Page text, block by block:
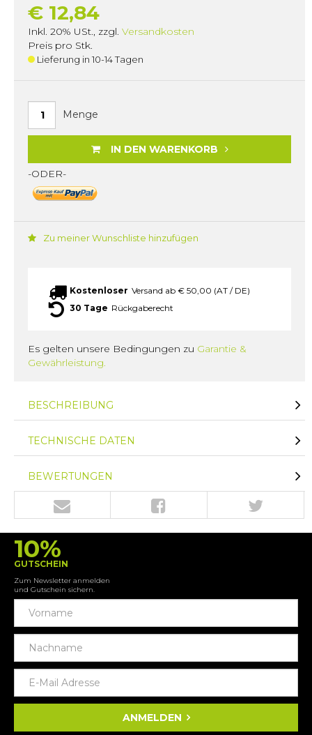
€ 12,84
Inkl. 20% USt., zzgl. Versandkosten
Preis pro Stk.
Lieferung in 10-14 Tagen
Menge
IN DEN WARENKORB
-ODER-
Zu meiner Wunschliste hinzufügen
Kostenloser Versand ab € 50,00 (AT / DE)
30 Tage Rückgaberecht
Es gelten unsere Bedingungen zu Garantie &
Gewährleistung.
BESCHREIBUNG
TECHNISCHE DATEN
BEWERTUNGEN
10%
GUTSCHEIN
Zum Newsletter anmelden
und Gutschein sichern.
ANMELDEN